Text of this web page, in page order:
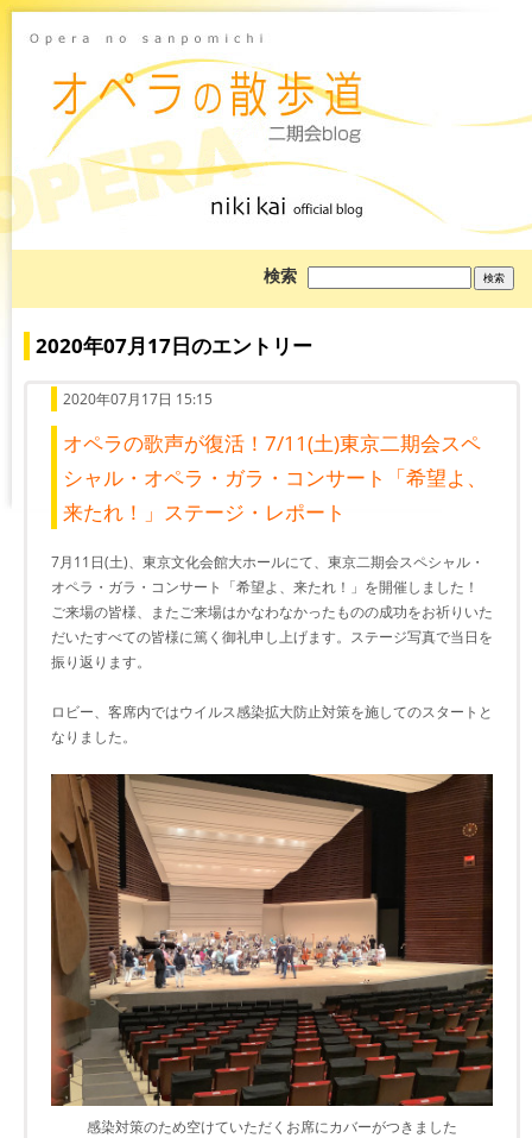
検索
を
索:
2020年07月17日のエントリー
2020年07月17日 15:15
オペラの歌声が復活！7/11(土)東京二期会スペ
シャル・オペラ・ガラ・コンサート「希望よ、
来たれ！」ステージ・レポート
7月11日(土)、東京文化会館大ホールにて、東京二期会スペシャル・
オペラ・ガラ・コンサート「希望よ、来たれ！」を開催しました！
ご来場の皆様、またご来場はかなわなかったものの成功をお祈りいた
だいたすべての皆様に篤く御礼申し上げます。ステージ写真で当日を
振り返ります。
ロビー、客席内ではウイルス感染拡大防止対策を施してのスタートと
なりました。
感染対策のため空けていただくお席にカバーがつきました